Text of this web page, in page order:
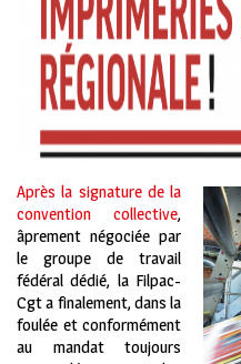
Après la signature de la
convention collective,
âprement négociée par
le groupe de travail
fédéral dédié, la Filpac-
Cgt a finalement, dans la
foulée et conformément
au mandat toujours